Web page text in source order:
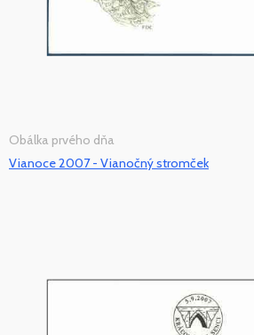
Obálka prvého dňa
Vianoce 2007 - Vianočný stromček